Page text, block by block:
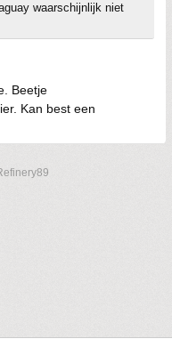
waarschijnlijk niet
Beetje
Kan best een